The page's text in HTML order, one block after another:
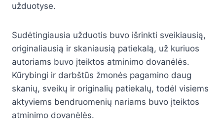
užduotyse.
Sudėtingiausia užduotis buvo išrinkti sveikiausią,
originaliausią ir skaniausią patiekalą, už kuriuos
autoriams buvo įteiktos atminimo dovanėlės.
Kūrybingi ir darbštūs žmonės pagamino daug
skanių, sveikų ir originalių patiekalų, todėl visiems
aktyviems bendruomenių nariams buvo įteiktos
atminimo dovanėlės.